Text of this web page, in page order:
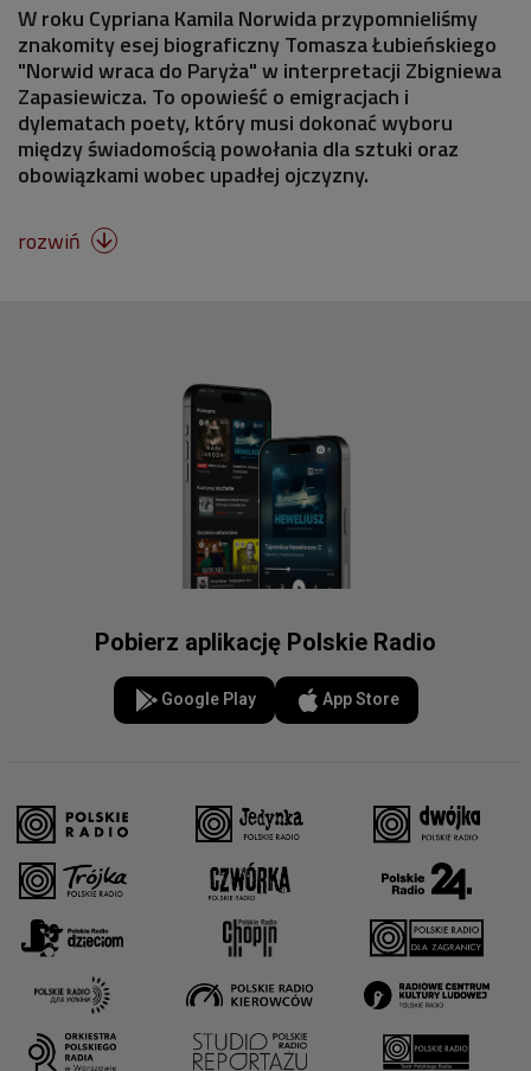
W roku Cypriana Kamila Norwida przypomnieliśmy
znakomity esej biograficzny Tomasza Łubieńskiego
"Norwid wraca do Paryża" w interpretacji Zbigniewa
Zapasiewicza. To opowieść o emigracjach i
dylematach poety, który musi dokonać wyboru
między świadomością powołania dla sztuki oraz
obowiązkami wobec upadłej ojczyzny.
rozwiń 
Pobierz aplikację Polskie Radio
Google Play App Store